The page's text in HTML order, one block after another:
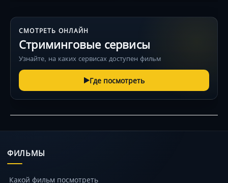
СМОТРЕТЬ ОНЛАЙН
Стриминговые сервисы
Узнайте, на каких сервисах доступен фильм
Где посмотреть
ФИЛЬМЫ
Какой фильм посмотреть